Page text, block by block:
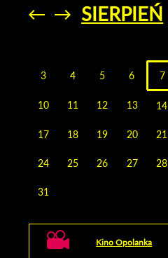
Przejdź do
poprzedniego
Przejdź do
poprzedniego
SIERPIEŃ
3 4 5 6 7
10 11 12 13 14
17 18 19 20 21
24 25 26 27 28
31
Kino Opolanka